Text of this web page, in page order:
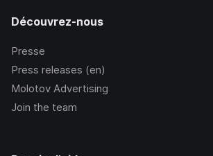
Découvrez-nous
Presse
Press releases (en)
Molotov Advertising
Join the team